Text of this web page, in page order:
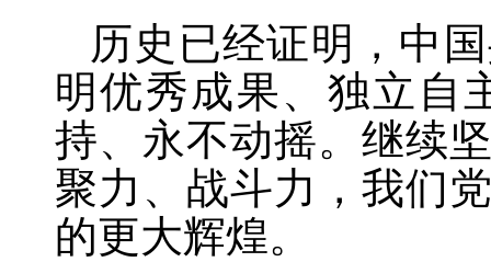
历史已经证明，中
明优秀成果、独立自
持、永不动摇。继续
聚力、战斗力，我们
的更大辉煌。